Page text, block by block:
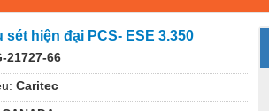
sét hiện đại PCS- ESE 3.350
21727-66
Caritec